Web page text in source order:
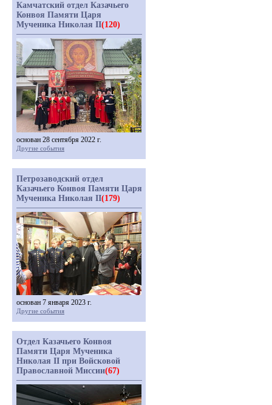
Камчатский отдел Казачьего
Конвоя Памяти Царя
Мученика Николая II(120)
основан 28 сентября 2022 г.
Другие события
Петрозаводский отдел
Казачьего Конвоя Памяти Царя
Мученика Николая II(179)
основан 7 января 2023 г.
Другие события
Отдел Казачьего Конвоя
Памяти Царя Мученика
Николая II при Войсковой
Православной Миссии(67)